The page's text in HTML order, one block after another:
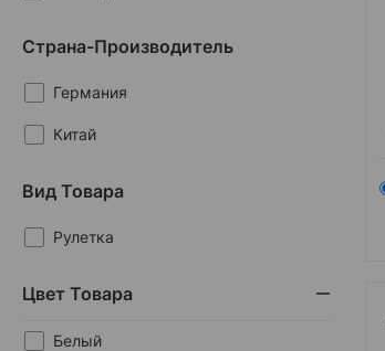
Страна-Производитель
Германия
Китай
Вид Товара
Рулетка
Цвет Товара
Белый